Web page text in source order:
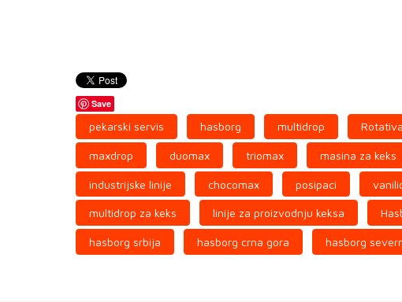
Save
pekarski servis hasborg multidrop
maxdrop duomax triomax masina za keks
industrijske linije chocomax posipaci
multidrop za keks linije za proizvodnju keksa
hasborg srbija hasborg crna gora hasborg